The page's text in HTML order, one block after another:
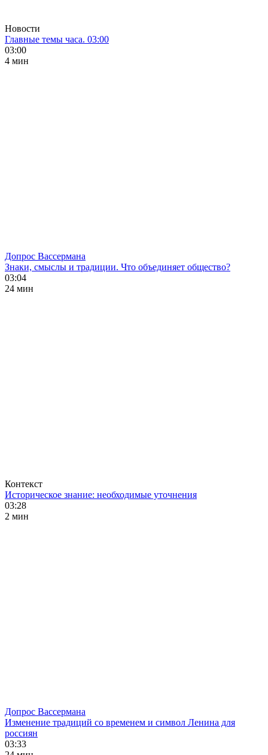
Новости
Главные темы часа. 03:00
03:00
4 мин
Допрос Вассермана
Знаки, смыслы и традиции. Что объединяет общество?
03:04
24 мин
Контекст
Историческое знание: необходимые уточнения
03:28
2 мин
Допрос Вассермана
Изменение традиций со временем и символ Ленина для
россиян
03:33